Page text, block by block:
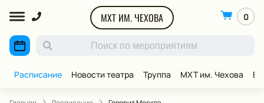
МХТ ИМ. ЧЕХОВА 0
Расписание Новости театра Труппа МХТ им. Чехова